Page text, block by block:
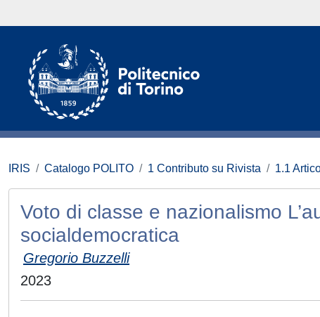
IRIS Catalogo POLITO 1 Contributo su Rivista 1.1
Voto di classe e nazionalismo
socialdemocratica
Gregorio Buzzelli
2023